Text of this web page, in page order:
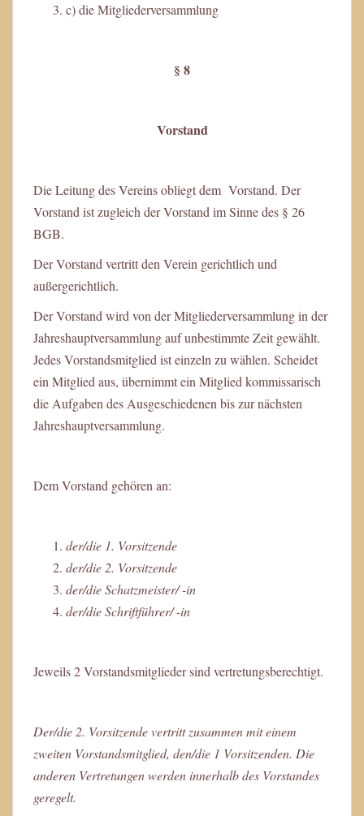
c) die Mitgliederversammlung
§ 8
Vorstand
Die Leitung des Vereins obliegt dem Vorstand. Der
Vorstand ist zugleich der Vorstand im Sinne des § 26
BGB.
Der Vorstand vertritt den Verein gerichtlich und
außergerichtlich.
Der Vorstand wird von der Mitgliederversammlung in der
Jahreshauptversammlung auf unbestimmte Zeit gewählt.
Jedes Vorstandsmitglied ist einzeln zu wählen. Scheidet
ein Mitglied aus, übernimmt ein Mitglied kommissarisch
die Aufgaben des Ausgeschiedenen bis zur nächsten
Jahreshauptversammlung.
Dem Vorstand gehören an:
der/die 1. Vorsitzende
der/die 2. Vorsitzende
der/die Schatzmeister/ -in
der/die Schriftführer/ -in
Jeweils 2 Vorstandsmitglieder sind vertretungsberechtigt.
Der/die 2. Vorsitzende vertritt zusammen mit einem
zweiten Vorstandsmitglied, den/die 1 Vorsitzenden. Die
anderen Vertretungen werden innerhalb des Vorstandes
geregelt.